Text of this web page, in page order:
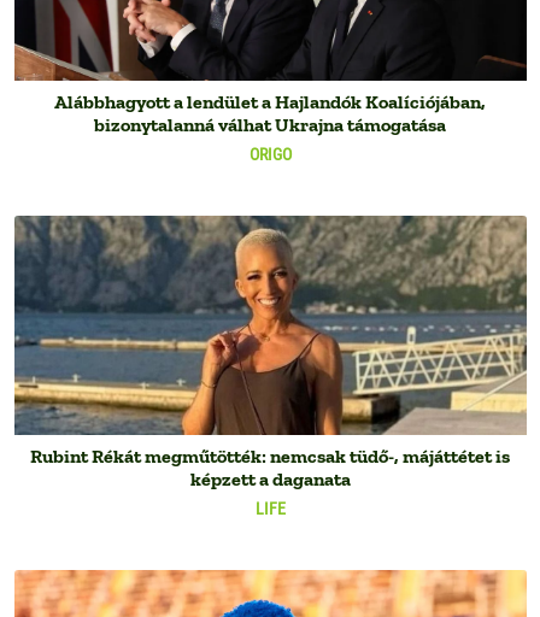
ORIGO
Alábbhagyott a lendület a Hajlandók Koalíciójában,
bizonytalanná válhat Ukrajna támogatása
LIFE
Rubint Rékát megműtötték: nemcsak tüdő-, májáttétet is
képzett a daganata